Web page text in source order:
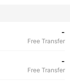
-
Free Transfer
-
Free Transfer